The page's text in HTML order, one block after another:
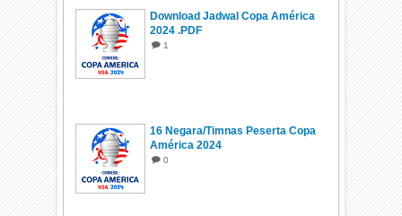
Download Jadwal Copa América
2024 .PDF
1
16 Negara/Timnas Peserta Copa
América 2024
0